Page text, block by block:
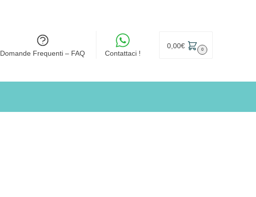
Domande Frequenti – FAQ Contattaci !
0,00€ 0